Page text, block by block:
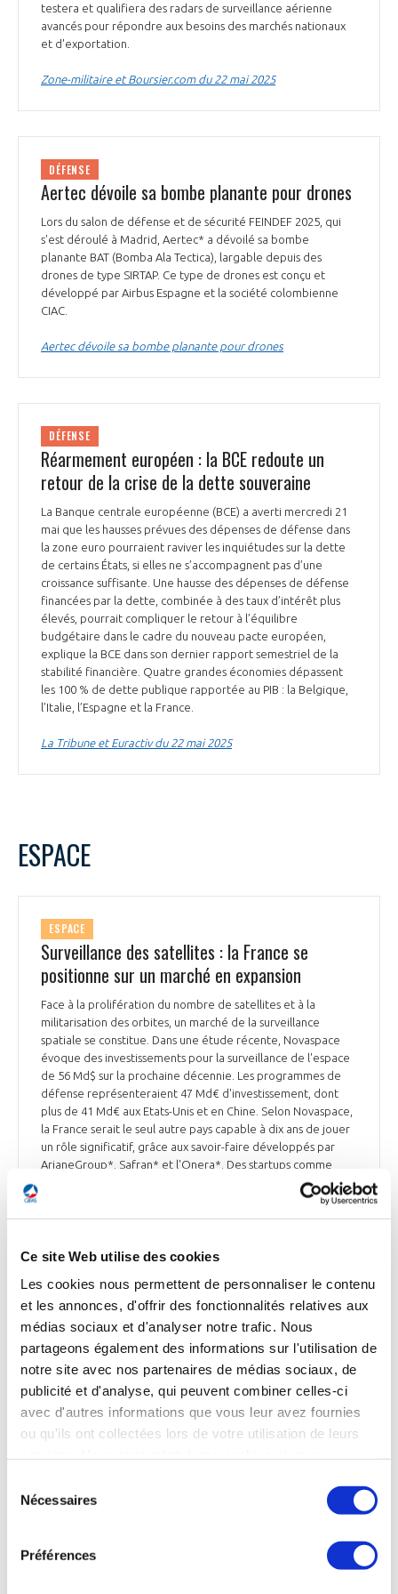
Ce site Web utilise des cookies
Les cookies nous permettent de personnaliser le contenu
et les annonces, d'offrir des fonctionnalités relatives aux
médias sociaux et d'analyser notre trafic. Nous
partageons également des informations sur l'utilisation de
notre site avec nos partenaires de médias sociaux, de
publicité et d'analyse, qui peuvent combiner celles-ci
avec d'autres informations que vous leur avez fournies
ou qu'ils ont collectées lors de votre utilisation de leurs
Nécessaires
Préférences
testera et qualifiera des radars de surveillance aérienne
avancés pour répondre aux besoins des marchés nationaux
et d'exportation.
Zone-militaire et Boursier.com du 22 mai 2025
DÉFENSE
Aertec dévoile sa bombe planante pour drones
Lors du salon de défense et de sécurité FEINDEF 2025, qui
s'est déroulé à Madrid, Aertec* a dévoilé sa bombe
planante BAT (Bomba Ala Tectica), largable depuis des
drones de type SIRTAP. Ce type de drones est conçu et
développé par Airbus Espagne et la société colombienne
CIAC.
Aertec dévoile sa bombe planante pour drones
DÉFENSE
Réarmement européen : la BCE redoute un
retour de la crise de la dette souveraine
La Banque centrale européenne (BCE) a averti mercredi 21
mai que les hausses prévues des dépenses de défense dans
la zone euro pourraient raviver les inquiétudes sur la dette
de certains États, si elles ne s’accompagnent pas d’une
croissance suffisante. Une hausse des dépenses de défense
financées par la dette, combinée à des taux d’intérêt plus
élevés, pourrait compliquer le retour à l’équilibre
budgétaire dans le cadre du nouveau pacte européen,
explique la BCE dans son dernier rapport semestriel de la
stabilité financière. Quatre grandes économies dépassent
les 100 % de dette publique rapportée au PIB : la Belgique,
l’Italie, l’Espagne et la France.
La Tribune et Euractiv du 22 mai 2025
ESPACE
ESPACE
Surveillance des satellites : la France se
positionne sur un marché en expansion
Face à la prolifération du nombre de satellites et à la
militarisation des orbites, un marché de la surveillance
spatiale se constitue. Dans une étude récente, Novaspace
évoque des investissements pour la surveillance de l'espace
de 56 Md$ sur la prochaine décennie. Les programmes de
défense représenteraient 47 Md€ d'investissement, dont
plus de 41 Md€ aux Etats-Unis et en Chine. Selon Novaspace,
la France serait le seul autre pays capable à dix ans de jouer
un rôle significatif, grâce aux savoir-faire développés par
ArianeGroup*, Safran* et l'Onera*. Des startups comme
Aldoria** ou Look Up Space** sont aussi présentes sur ce
marché. Aldoria** a récemment publié une note intitulée «
Dévoiler les capacités stratégiques anti-satellites de la Chine
ESPACE
Safran Data Systems renforce ses capacités
de surveillance spatiale
Près de Caen (Normandie), sur le site de Colombelles, Safran
de 40 % en quatre ans. Après avoir démarré en observant les
satellites en orbite géostationnaire, WeTrack propose
demande est forte : chez les acteurs de la défense, pour les
institutions européennes, mais aussi de la part d'opérateurs